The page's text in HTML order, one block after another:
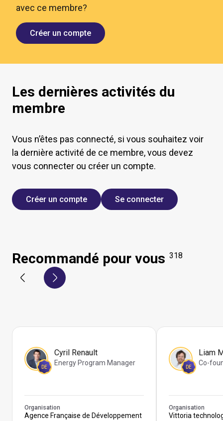
avec ce membre?
Créer un compte
Les dernières activités du
membre
Vous n’êtes pas connecté, si vous souhaitez voir
la dernière activité de ce membre, vous devez
vous connecter ou créer un compte.
Créer un compte Se connecter
Recommandé pour vous 318
DE
Cyril Renault
Energy Program Manager
Organisation
Agence Française de Développement
DE
Liam
Co-
Organisation
Vittoria